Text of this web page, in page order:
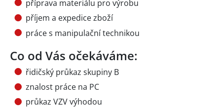
příprava materiálu pro výrobu
příjem a expedice zboží
práce s manipulační technikou
Co od Vás očekáváme:
řidičský průkaz skupiny B
znalost práce na PC
průkaz VZV výhodou